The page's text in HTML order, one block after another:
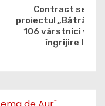
Contract
proiectul „Bătrân,
106 vârstnici vor
îngrijire la